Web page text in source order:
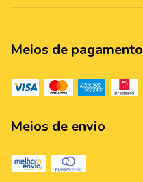
Meios de pagamento
Meios de envio